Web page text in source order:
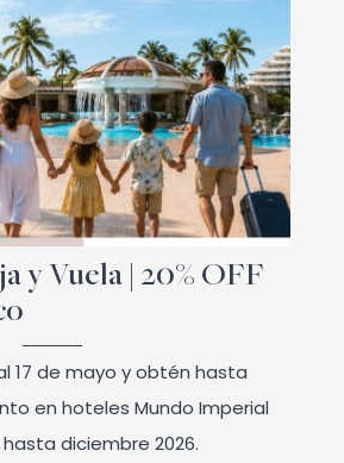
y Vuela | 20% OFF
17 de mayo y obtén hasta
en hoteles Mundo Imperial
diciembre 2026.